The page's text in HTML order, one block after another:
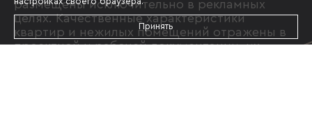
размещены исключительно в рекламных
целях. Качественные характеристики
квартир и нежилых помещений отражены в
проектной и рабочей документации, их
Принять